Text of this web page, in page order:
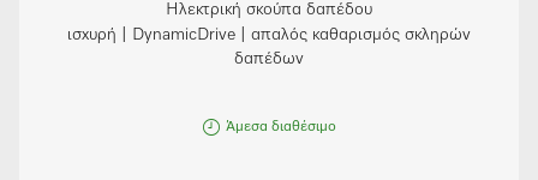
Ηλεκτρική σκούπα δαπέδου
ισχυρή | DynamicDrive | απαλός καθαρισμός σκληρών
δαπέδων
Άμεσα διαθέσιμο